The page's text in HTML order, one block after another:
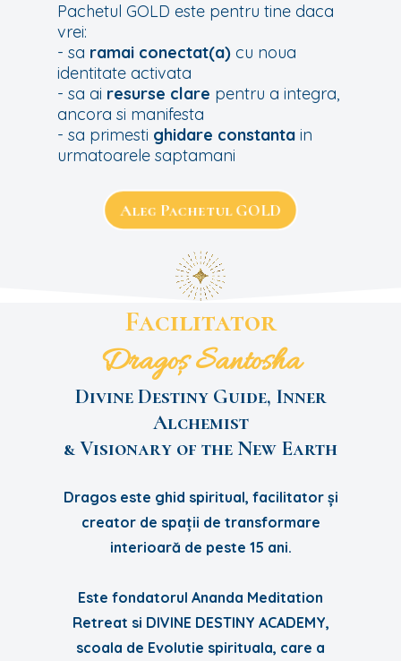
Aleg Pachetul GOLD
Pachetul GOLD este pentru tine daca
vrei:
- sa ramai conectat(a) cu noua
identitate activata
- sa ai resurse clare pentru a integra,
ancora si manifesta
- sa primesti ghidare constanta in
urmatoarele saptamani
Facilitator
Divine Destiny Guide, Inner
Alchemist
& Visionary of the New Earth
Dragoș Santosha
Dragos este ghid spiritual, facilitator și
creator de spații de transformare
interioară de peste 15 ani.
Este fondatorul Ananda Meditation
Retreat si DIVINE DESTINY ACADEMY,
scoala de Evolutie spirituala, care a